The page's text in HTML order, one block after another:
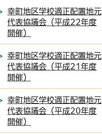
幸町地区学校適正配置地元
代表協議会（平成22年度
開催）
幸町地区学校適正配置地元
代表協議会（平成21年度
開催）
幸町地区学校適正配置地元
代表協議会（平成20年度
開催）